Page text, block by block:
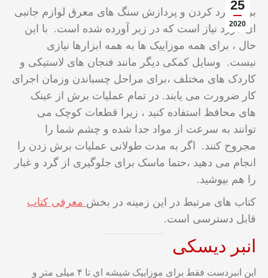
25
2020
برای خرد کردن و پردازش سنگ های معرق لوازم جانبی
ای مورد نیاز است که در زیر آورده شده است. با این
حال ، برای همه موزاییک ها به همه ابزارها نیازی
نیست. وسایل کمکی دیگر مانند فنجان های لاستیکی و
کاردک های مختلف ،برای مراحل چسباندن وزمان اجرای
کار ضرورت می یابند. در تمام عملیات برش از عینک
های محافظ استفاده کنید ، زیرا قطعات کوچک می
توانند به سرعت از مواد جدا شده و چشم شما را
مجروح کنند. اگر به مدت طولانی عملیات برش زدن را
انجام می دهید ،حتما ماسک برای جلوگیری از گرد و غبار
را هم بپوشید.
کتاب های مرتبط در این زمینه در بخش معرفی کتاب
قابل دسترسی است.
انبر دیسکی
این انبردست فقط برای موزاییک شیشه ای تا ۴ میلی متر و